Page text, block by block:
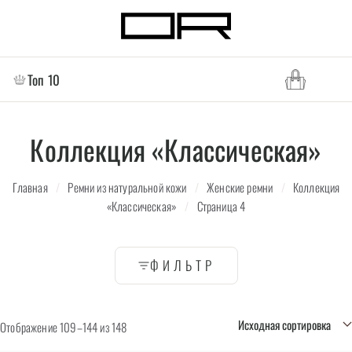
Топ 10
Коллекция «Классическая»
Главная / Ремни из натуральной кожи / Женские ремни / Коллекция
«Классическая» / Страница 4
ФИЛЬТР
Отображение 109–144 из 148